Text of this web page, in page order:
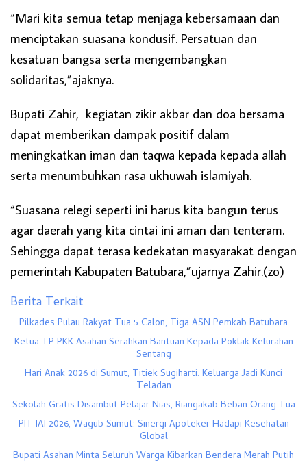
“Mari kita semua tetap menjaga kebersamaan dan
menciptakan suasana kondusif. Persatuan dan
kesatuan bangsa serta mengembangkan
solidaritas,”ajaknya.
Bupati Zahir, kegiatan zikir akbar dan doa bersama
dapat memberikan dampak positif dalam
meningkatkan iman dan taqwa kepada kepada allah
serta menumbuhkan rasa ukhuwah islamiyah.
“Suasana relegi seperti ini harus kita bangun terus
agar daerah yang kita cintai ini aman dan tenteram.
Sehingga dapat terasa kedekatan masyarakat dengan
pemerintah Kabupaten Batubara,”ujarnya Zahir.(zo)
Berita Terkait
Pilkades Pulau Rakyat Tua 5 Calon, Tiga ASN Pemkab Batubara
Ketua TP PKK Asahan Serahkan Bantuan Kepada Poklak Kelurahan
Sentang
Hari Anak 2026 di Sumut, Titiek Sugiharti: Keluarga Jadi Kunci
Teladan
Sekolah Gratis Disambut Pelajar Nias, Riangakab Beban Orang Tua
PIT IAI 2026, Wagub Sumut: Sinergi Apoteker Hadapi Kesehatan
Global
Bupati Asahan Minta Seluruh Warga Kibarkan Bendera Merah Putih